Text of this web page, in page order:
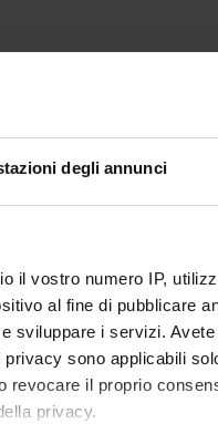
degli annunci
il vostro numero IP,
al fine di pubblicare
sviluppare i servizi.
sono applicabili
il proprio
privacy.
can warm the cake
it, already portioned,
it in the freezer for up to